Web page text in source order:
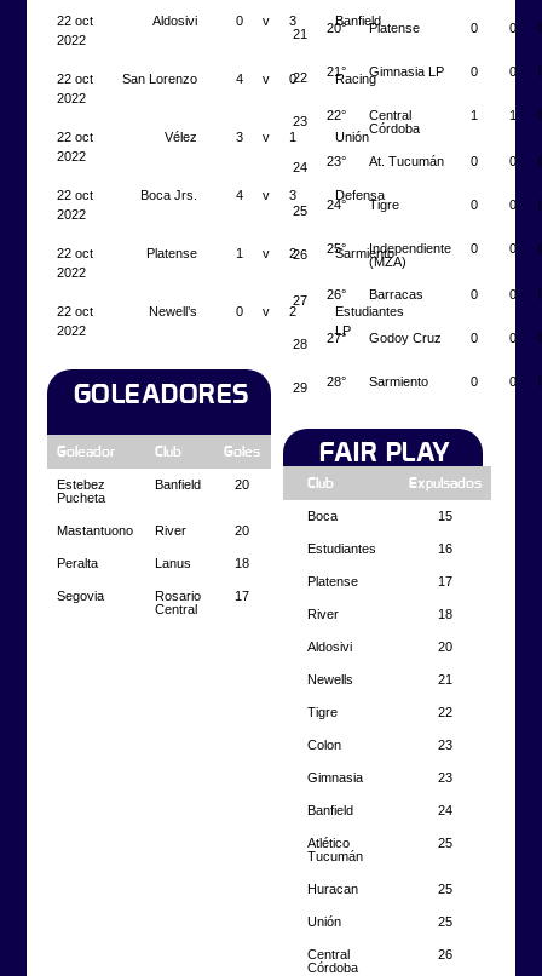
22 oct
2022
Aldosivi 0 v 3 Banfield
22 oct
2022
San Lorenzo 4 v 0 Racing
22 oct
2022
Vélez 3 v 1 Unión
22 oct
2022
Boca Jrs. 4 v 3 Defensa
22 oct
2022
Platense 1 v 2 Sarmiento
22 oct
2022
Newell’s 0 v 2
Estudiantes
LP
GOLEADORES
Goleador Club Goles
Estebez
Pucheta
Banfield 20
Mastantuono River 20
Peralta Lanus 18
Segovia
Rosario
Central
17
21 20° Platense 0 0
22 21° Gimnasia LP 0 0
23 22°
Central
Córdoba
1 1
24 23° At. Tucumán 0 0
25 24° Tigre 0 0
26 25°
Independiente
(MZA)
0 0
27 26° Barracas 0 0
28 27° Godoy Cruz 0 0
29 28° Sarmiento 0 0
FAIR PLAY
Club Expulsados
Boca 15
Estudiantes 16
Platense 17
River 18
Aldosivi 20
Newells 21
Tigre 22
Colon 23
Gimnasia 23
Banfield 24
Atlético
Tucumán
25
Huracan 25
Unión 25
Central
Córdoba
26